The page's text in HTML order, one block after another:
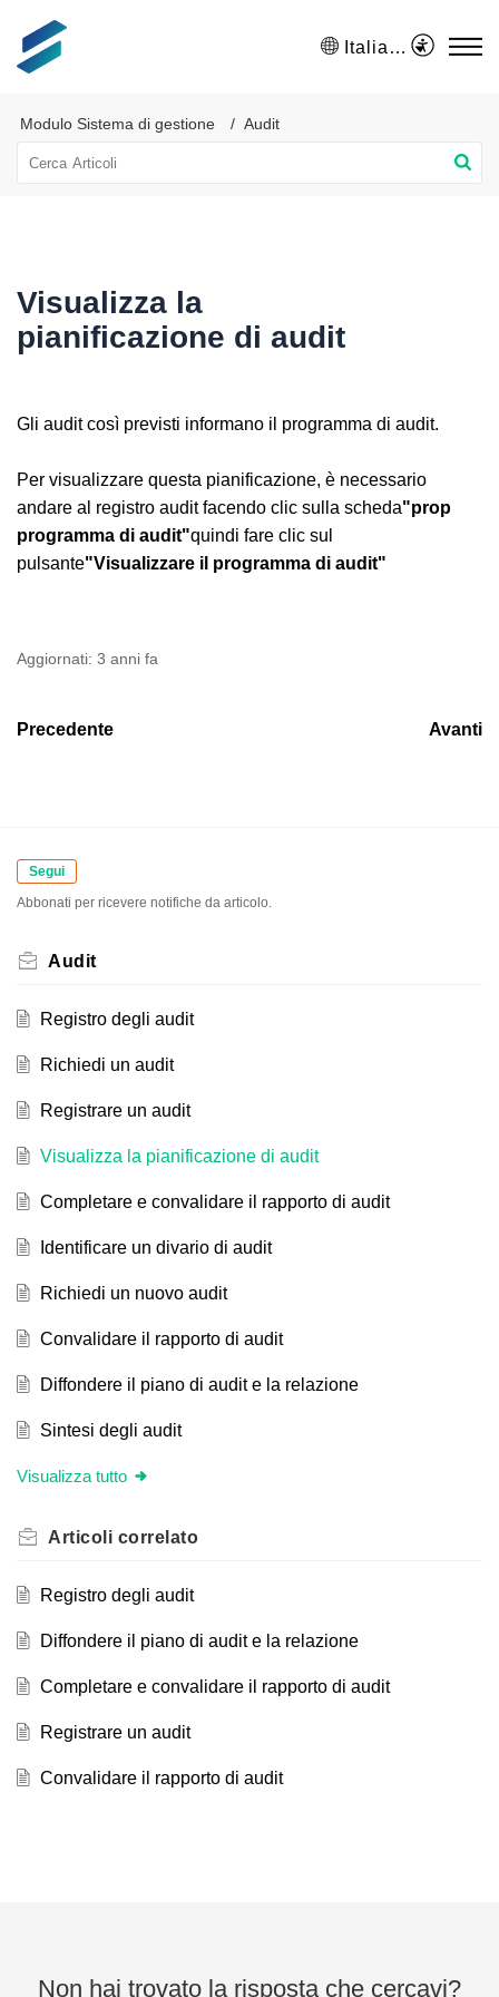
Italiano
Modulo Sistema di gestione Audit
Visualizza la
pianificazione di audit
Gli audit così previsti informano il programma di audit.
Per visualizzare questa pianificazione, è necessario
andare al registro audit facendo clic sulla scheda"prop
programma di audit"quindi fare clic sul
pulsante"Visualizzare il programma di audit"
Aggiornati: 3 anni fa
Precedente Avanti
Segui
Abbonati per ricevere notifiche da articolo.
Audit
Registro degli audit
Richiedi un audit
Registrare un audit
Visualizza la pianificazione di audit
Completare e convalidare il rapporto di audit
Identificare un divario di audit
Richiedi un nuovo audit
Convalidare il rapporto di audit
Diffondere il piano di audit e la relazione
Sintesi degli audit
Visualizza tutto
Articoli correlato
Registro degli audit
Diffondere il piano di audit e la relazione
Completare e convalidare il rapporto di audit
Registrare un audit
Convalidare il rapporto di audit
Non hai trovato la risposta che cercavi?